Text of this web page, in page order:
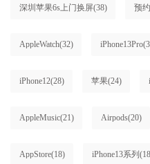
深圳苹果6s上门换屏(38) 预
AppleWatch(32) iPhone13Pro
iPhone12(28) 苹果(24)
AppleMusic(21) Airpods(20)
AppStore(18) iPhone13系列